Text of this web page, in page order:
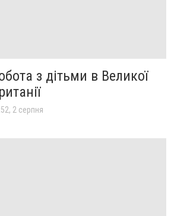
з дітьми в Великої
2 серпня